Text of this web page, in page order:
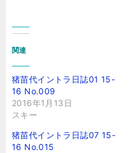
関連
猪苗代イントラ日誌01 15-
16 No.009
2016年1月13日
スキー
猪苗代イントラ日誌07 15-
16 No.015